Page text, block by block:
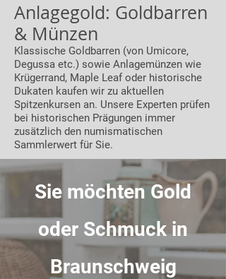
Anlagegold: Goldbarren
& Münzen
Klassische Goldbarren (von Umicore,
Degussa etc.) sowie Anlagemünzen wie
Krügerrand, Maple Leaf oder historische
Dukaten kaufen wir zu aktuellen
Spitzenkursen an. Unsere Experten prüfen
bei historischen Prägungen immer
zusätzlich den numismatischen
Sammlerwert für Sie.
Sie möchten Gold
oder Schmuck in
Braunschweig